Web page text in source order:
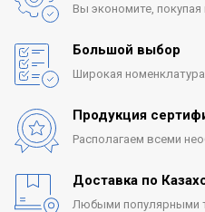
Вы экономите, покупая
Большой выбор
Широкая номенклатура
Продукция
Располагаем всеми
Доставка по
Любыми популярными